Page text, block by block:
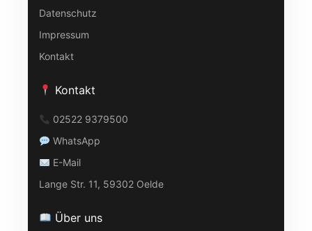
Datenschutz
Impressum
Kontakt
Kontakt
02522 9379500
WhatsApp
E-Mail
Lange Str. 11, 59302 Oelde
Über uns